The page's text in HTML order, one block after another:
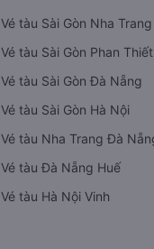
Vé tàu Sài Gòn Nha Trang
Vé tàu Sài Gòn Phan Thiết
Vé tàu Sài Gòn Đà Nẵng
Vé tàu Sài Gòn Hà Nội
Vé tàu Nha Trang Đà
Vé tàu Đà Nẵng Huế
Vé tàu Hà Nội Vinh